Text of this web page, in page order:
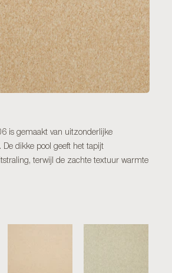
is gemaakt van uitzonderlijke
De dikke pool geeft het tapijt
terwijl de zachte textuur warmte